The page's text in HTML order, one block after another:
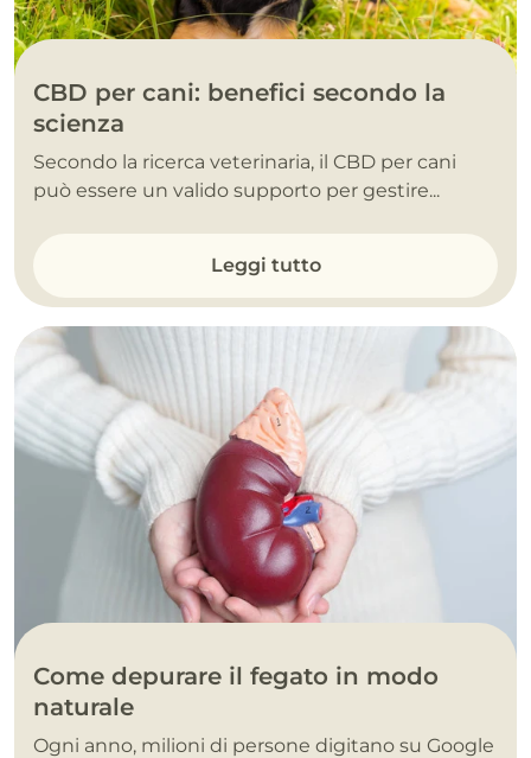
CBD per cani: benefici secondo la
scienza
Secondo la ricerca veterinaria, il CBD per cani
può essere un valido supporto per gestire...
Leggi tutto
Come depurare il fegato in modo
naturale
Ogni anno, milioni di persone digitano su Google